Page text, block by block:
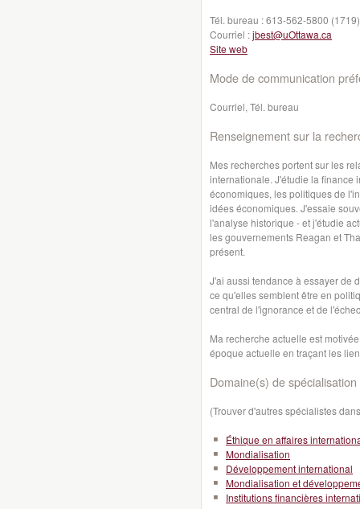
Tél. bureau :613-562-5800 (1719)
Courriel :jbest@uOttawa.ca
Site web
Mode de communication
Courriel, Tél. bureau
Renseignement sur la
Mes recherches portent sur les
internationale. J'étudie la finance
économiques, les politiques de
idées économiques. J'essaie
l'analyse historique - et j'étudie
les gouvernements Reagan et
présent.
J'ai aussi tendance à essayer de
ce qu'elles semblent être en
central de l'ignorance et de
Ma recherche actuelle est
époque actuelle en traçant les
Domaine(s) de spécialisation
(Trouver d'autres spécialistes
Éthique en affaires
Mondialisation
Développement international
Mondialisation et
Institutions financières